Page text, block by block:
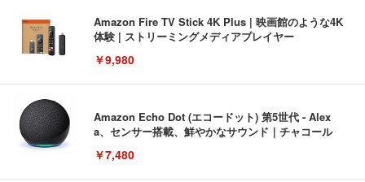
Amazon Fire TV Stick 4K Plus | 映画館のような4K
体験 | ストリーミングメディアプレイヤー
￥9,980
Amazon Echo Dot (エコードット) 第5世代 - Alex
a、センサー搭載、鮮やかなサウンド｜チャコール
￥7,480